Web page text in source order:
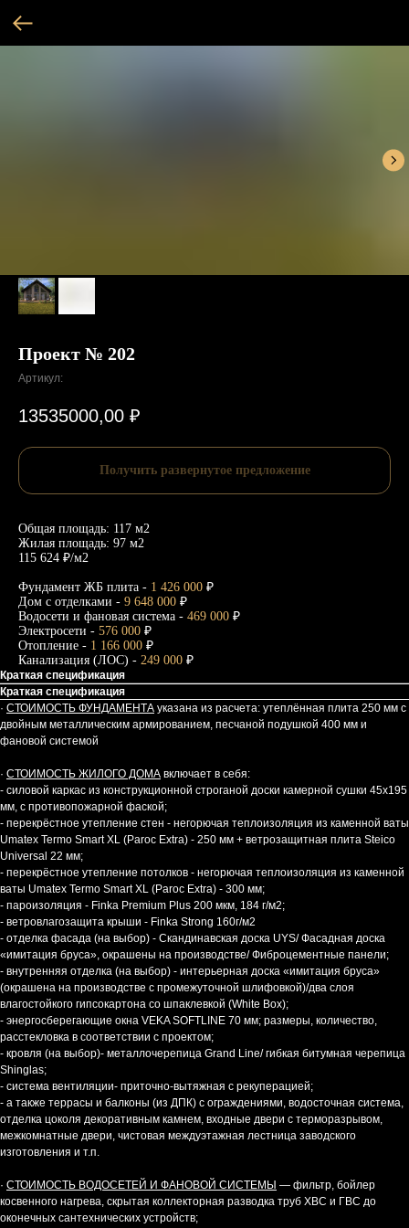
Проект № 202
Артикул:
13535000,00 ₽
Получить развернутое предложение
Общая площадь: 117 м2
Жилая площадь: 97 м2
115 624 ₽/м2
Фундамент ЖБ плита - 1 426 000 ₽
Дом с отделками - 9 648 000 ₽
Водосети и фановая система - 469 000 ₽
Электросети - 576 000 ₽
Отопление - 1 166 000 ₽
Канализация (ЛОС) - 249 000 ₽
Краткая спецификация
Краткая спецификация
· СТОИМОСТЬ ФУНДАМЕНТА указана из расчета: утеплённая плита 250 мм с
двойным металлическим армированием, песчаной подушкой 400 мм и
фановой системой
· СТОИМОСТЬ ЖИЛОГО ДОМА включает в себя:
- силовой каркас из конструкционной строганой доски камерной сушки 45х195
мм, с противопожарной фаской;
- перекрёстное утепление стен - негорючая теплоизоляция из каменной ваты
Umatex Termo Smart XL (Paroc Extra) - 250 мм + ветрозащитная плита Steico
Universal 22 мм;
- перекрёстное утепление потолков - негорючая теплоизоляция из каменной
ваты Umatex Termo Smart XL (Paroc Extra) - 300 мм;
- пароизоляция - Finka Premium Plus 200 мкм, 184 г/м2;
- ветровлагозащита крыши - Finka Strong 160г/м2
- отделка фасада (на выбор) - Скандинавская доска UYS/ Фасадная доска
«имитация бруса», окрашены на производстве/ Фиброцементные панели;
- внутренняя отделка (на выбор) - интерьерная доска «имитация бруса»
(окрашена на производстве с промежуточной шлифовкой)/два слоя
влагостойкого гипсокартона со шпаклевкой (White Box);
- энергосберегающие окна VEKA SOFTLINE 70 мм; размеры, количество,
расстекловка в соответствии с проектом;
- кровля (на выбор)- металлочерепица Grand Line/ гибкая битумная черепица
Shinglas;
- система вентиляции- приточно-вытяжная с рекуперацией;
- а также террасы и балконы (из ДПК) с ограждениями, водосточная система,
отделка цоколя декоративным камнем, входные двери с терморазрывом,
межкомнатные двери, чистовая междуэтажная лестница заводского
изготовления и т.п.
· СТОИМОСТЬ ВОДОСЕТЕЙ И ФАНОВОЙ СИСТЕМЫ — фильтр, бойлер
косвенного нагрева, скрытая коллекторная разводка труб ХВС и ГВС до
оконечных сантехнических устройств;